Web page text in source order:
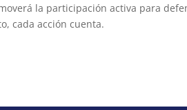
la participación activa para
cada acción cuenta.